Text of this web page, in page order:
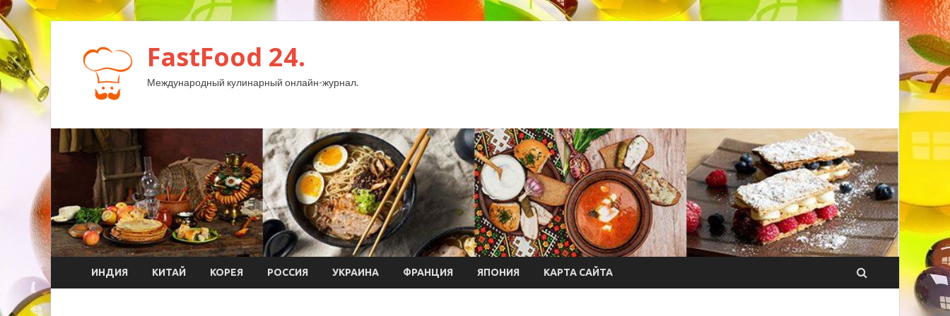
FastFood 24.
Международный кулинарный онлайн-журнал.
ИНДИЯ КИТАЙ КОРЕЯ РОССИЯ УКРАИНА ФРАНЦИЯ ЯПОНИЯ КАРТА САЙТА